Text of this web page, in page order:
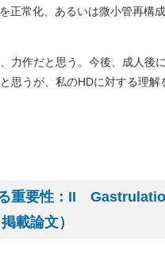
正常化、あるいは微小管再構
力作だと思う。今後、成人後
思うが、私のHDに対する理
重要性：II
載論文）